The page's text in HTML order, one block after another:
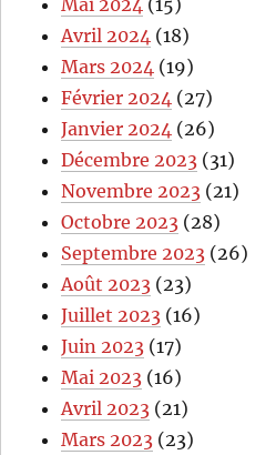
Avril 2024 (18)
Mars 2024 (19)
Février 2024 (27)
Janvier 2024 (26)
Décembre 2023 (31)
Novembre 2023 (21)
Octobre 2023 (28)
Septembre 2023 (26)
Août 2023 (23)
Juillet 2023 (16)
Juin 2023 (17)
Mai 2023 (16)
Avril 2023 (21)
Mars 2023 (23)